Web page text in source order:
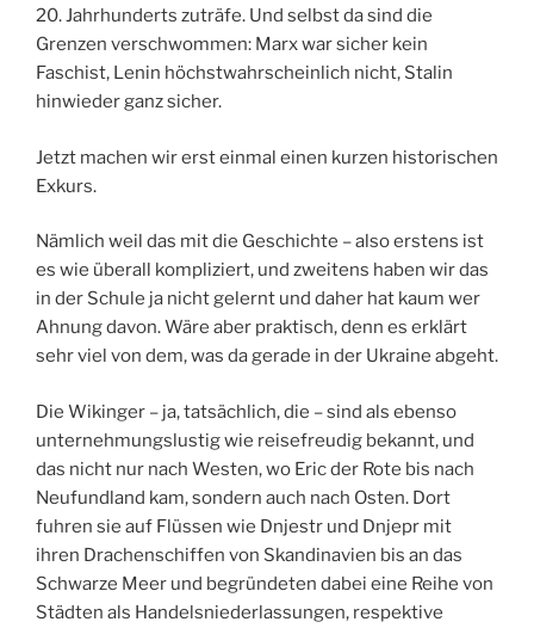
20. Jahrhunderts zuträfe. Und selbst da sind die
Grenzen verschwommen: Marx war sicher kein
Faschist, Lenin höchstwahrscheinlich nicht, Stalin
hinwieder ganz sicher.
Jetzt machen wir erst einmal einen kurzen historischen
Exkurs.
Nämlich weil das mit die Geschichte – also erstens ist
es wie überall kompliziert, und zweitens haben wir das
in der Schule ja nicht gelernt und daher hat kaum wer
Ahnung davon. Wäre aber praktisch, denn es erklärt
sehr viel von dem, was da gerade in der Ukraine abgeht.
Die Wikinger – ja, tatsächlich, die – sind als ebenso
unternehmungslustig wie reisefreudig bekannt, und
das nicht nur nach Westen, wo Eric der Rote bis nach
Neufundland kam, sondern auch nach Osten. Dort
fuhren sie auf Flüssen wie Dnjestr und Dnjepr mit
ihren Drachenschiffen von Skandinavien bis an das
Schwarze Meer und begründeten dabei eine Reihe von
Städten als Handelsniederlassungen, respektive